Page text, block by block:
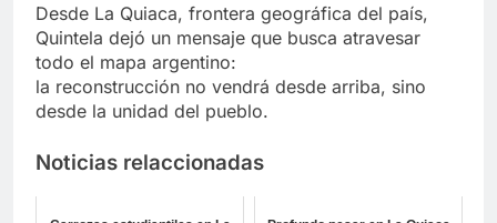
Desde La Quiaca, frontera geográfica del país,
Quintela dejó un mensaje que busca atravesar
todo el mapa argentino:
la reconstrucción no vendrá desde arriba, sino
desde la unidad del pueblo.
Noticias relaccionadas